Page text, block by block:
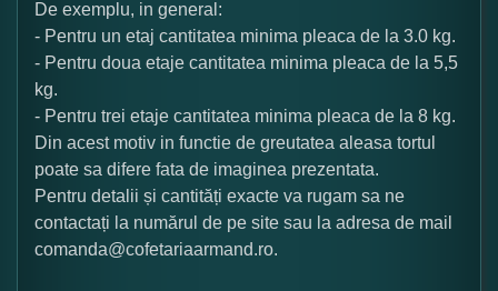
De exemplu, in general:
- Pentru un etaj cantitatea minima pleaca de la 3.0 kg.
- Pentru doua etaje cantitatea minima pleaca de la 5,5
kg.
- Pentru trei etaje cantitatea minima pleaca de la 8 kg.
Din acest motiv in functie de greutatea aleasa tortul
poate sa difere fata de imaginea prezentata.
Pentru detalii și cantități exacte va rugam sa ne
contactați la numărul de pe site sau la adresa de mail
comanda@cofetariaarmand.ro.